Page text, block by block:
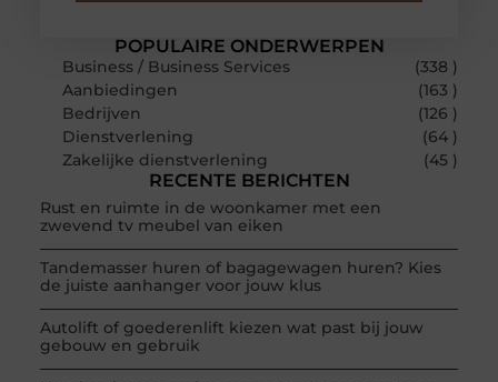
POPULAIRE ONDERWERPEN
Business / Business Services
(338 )
Aanbiedingen
(163 )
Bedrijven
(126 )
Dienstverlening
(64 )
Zakelijke dienstverlening
(45 )
RECENTE BERICHTEN
Rust en ruimte in de woonkamer met een
zwevend tv meubel van eiken
Tandemasser huren of bagagewagen huren? Kies
de juiste aanhanger voor jouw klus
Autolift of goederenlift kiezen wat past bij jouw
gebouw en gebruik